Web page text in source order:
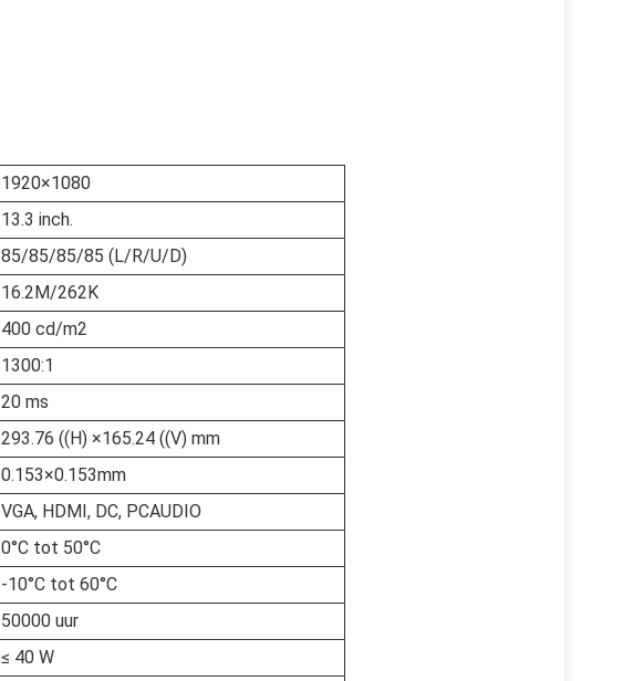
1920×1080
13.3 inch.
85/85/85/85 (L/R/U/D)
16.2M/262K
400 cd/m2
1300:1
20 ms
293.76 ((H) ×165.24 ((V) mm
0.153×0.153mm
VGA, HDMI, DC, PCAUDIO
0°C tot 50°C
-10°C tot 60°C
50000 uur
≤ 40 W